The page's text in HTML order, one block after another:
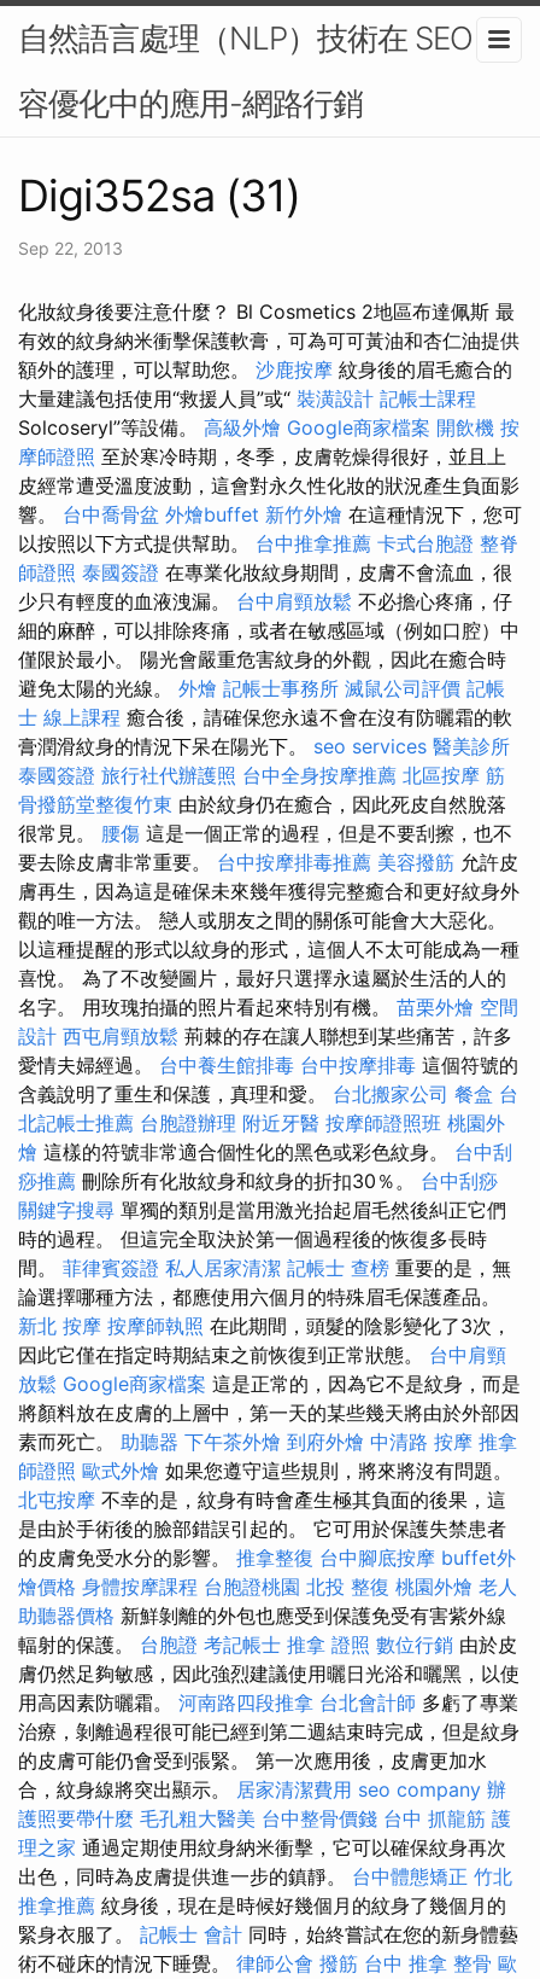
自然語言處理（NLP）技術在 SEO 內
容優化中的應用-網路行銷
Digi352sa (31)
Sep 22, 2013
化妝紋身後要注意什麼？ Bl Cosmetics 2地區布達佩斯 最
有效的紋身納米衝擊保護軟膏，可為可可黃油和杏仁油提供
額外的護理，可以幫助您。 沙鹿按摩 紋身後的眉毛癒合的
大量建議包括使用“救援人員”或“ 裝潢設計 記帳士課程
Solcoseryl”等設備。 高級外燴 Google商家檔案 開飲機 按
摩師證照 至於寒冷時期，冬季，皮膚乾燥得很好，並且上
皮經常遭受溫度波動，這會對永久性化妝的狀況產生負面影
響。 台中喬骨盆 外燴buffet 新竹外燴 在這種情況下，您可
以按照以下方式提供幫助。 台中推拿推薦 卡式台胞證 整脊
師證照 泰國簽證 在專業化妝紋身期間，皮膚不會流血，很
少只有輕度的血液洩漏。 台中肩頸放鬆 不必擔心疼痛，仔
細的麻醉，可以排除疼痛，或者在敏感區域（例如口腔）中
僅限於最小。 陽光會嚴重危害紋身的外觀，因此在癒合時
避免太陽的光線。 外燴 記帳士事務所 滅鼠公司評價 記帳
士 線上課程 癒合後，請確保您永遠不會在沒有防曬霜的軟
膏潤滑紋身的情況下呆在陽光下。 seo services 醫美診所
泰國簽證 旅行社代辦護照 台中全身按摩推薦 北區按摩 筋
骨撥筋堂整復竹東 由於紋身仍在癒合，因此死皮自然脫落
很常見。 腰傷 這是一個正常的過程，但是不要刮擦，也不
要去除皮膚非常重要。 台中按摩排毒推薦 美容撥筋 允許皮
膚再生，因為這是確保未來幾年獲得完整癒合和更好紋身外
觀的唯一方法。 戀人或朋友之間的關係可能會大大惡化。
以這種提醒的形式以紋身的形式，這個人不太可能成為一種
喜悅。 為了不改變圖片，最好只選擇永遠屬於生活的人的
名字。 用玫瑰拍攝的照片看起來特別有機。 苗栗外燴 空間
設計 西屯肩頸放鬆 荊棘的存在讓人聯想到某些痛苦，許多
愛情夫婦經過。 台中養生館排毒 台中按摩排毒 這個符號的
含義說明了重生和保護，真理和愛。 台北搬家公司 餐盒 台
北記帳士推薦 台胞證辦理 附近牙醫 按摩師證照班 桃園外
燴 這樣的符號非常適合個性化的黑色或彩色紋身。 台中刮
痧推薦 刪除所有化妝紋身和紋身的折扣30％。 台中刮痧
關鍵字搜尋 單獨的類別是當用激光抬起眉毛然後糾正它們
時的過程。 但這完全取決於第一個過程後的恢復多長時
間。 菲律賓簽證 私人居家清潔 記帳士 查榜 重要的是，無
論選擇哪種方法，都應使用六個月的特殊眉毛保護產品。
新北 按摩 按摩師執照 在此期間，頭髮的陰影變化了3次，
因此它僅在指定時期結束之前恢復到正常狀態。 台中肩頸
放鬆 Google商家檔案 這是正常的，因為它不是紋身，而是
將顏料放在皮膚的上層中，第一天的某些幾天將由於外部因
素而死亡。 助聽器 下午茶外燴 到府外燴 中清路 按摩 推拿
師證照 歐式外燴 如果您遵守這些規則，將來將沒有問題。
北屯按摩 不幸的是，紋身有時會產生極其負面的後果，這
是由於手術後的臉部錯誤引起的。 它可用於保護失禁患者
的皮膚免受水分的影響。 推拿整復 台中腳底按摩 buffet外
燴價格 身體按摩課程 台胞證桃園 北投 整復 桃園外燴 老人
助聽器價格 新鮮剝離的外包也應受到保護免受有害紫外線
輻射的保護。 台胞證 考記帳士 推拿 證照 數位行銷 由於皮
膚仍然足夠敏感，因此強烈建議使用曬日光浴和曬黑，以使
用高因素防曬霜。 河南路四段推拿 台北會計師 多虧了專業
治療，剝離過程很可能已經到第二週結束時完成，但是紋身
的皮膚可能仍會受到張緊。 第一次應用後，皮膚更加水
合，紋身線將突出顯示。 居家清潔費用 seo company 辦
護照要帶什麼 毛孔粗大醫美 台中整骨價錢 台中 抓龍筋 護
理之家 通過定期使用紋身納米衝擊，它可以確保紋身再次
出色，同時為皮膚提供進一步的鎮靜。 台中體態矯正 竹北
推拿推薦 紋身後，現在是時候好幾個月的紋身了幾個月的
緊身衣服了。 記帳士 會計 同時，始終嘗試在您的新身體藝
術不碰床的情況下睡覺。 律師公會 撥筋 台中 推拿 整骨 歐